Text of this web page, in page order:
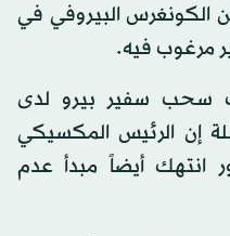
الكونغرس البيروفي في
مرغوب فيه.
سحب سفير بيرو لدى
إن الرئيس المكسيكي
انتهك أيضاً مبدأ عدم